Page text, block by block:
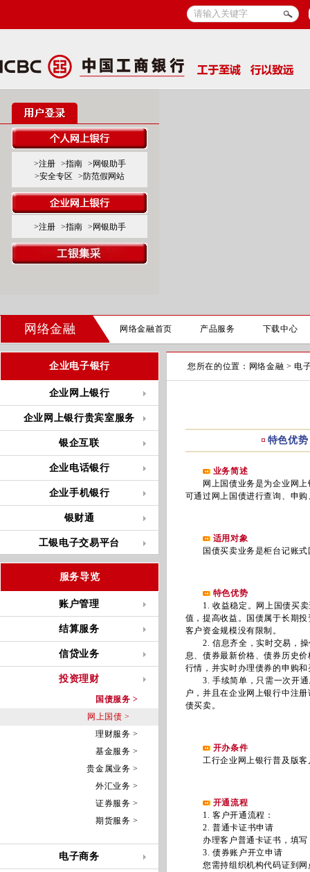
>注册 >指南
>网银助手
>安全专区
>防范假网站
>注册 >指南 >网银助手
网络金融 网络金融首页 产品服务 下载中心
企业电子银行
企业网上银行
企业网上银行贵宾室服务
银企互联
企业电话银行
企业手机银行
银财通
工银电子交易平台
服务导览
账户管理
结算服务
信贷业务
投资理财
国债服务 >
网上国债 >
理财服务 >
基金服务 >
贵金属业务 >
外汇业务 >
证券服务 >
期货服务 >
电子商务
您所在的位置： 网络金融 >电
特色优势
业务简述
网上国债业务是为企业网上
可通过网上国债进行查询、申
适用对象
国债买卖业务是柜台记账式
特色优势
1. 收益稳定。网上国债买卖
值，提高收益。国债属于长期
客户资金规模没有限制。
2. 信息齐全，实时交易，操
息、债券最新价格、债券历史
行情，并实时办理债券的申购
3. 手续简单，只需一次开通
户，并且在企业网上银行中注
债买卖。
开办条件
工行企业网上银行普及版客
开通流程
1. 客户开通流程：
2. 普通卡证书申请
办理客户普通卡证书，填写
3. 债券账户开立申请
您需持组织机构代码证到网